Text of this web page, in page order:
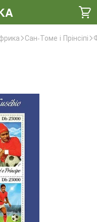
Сан-Томе і Прінсіпі